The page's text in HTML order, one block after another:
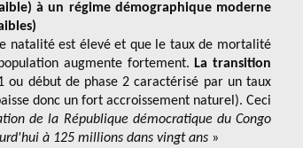
à un régime démographique moderne
natalité est élevé et que le taux de mortalité
augmente fortement. La transition
ou début de phase 2 caractérisé par un taux
donc un fort accroissement naturel). Ceci
de la République démocratique du Congo
à 125 millions dans vingt ans »